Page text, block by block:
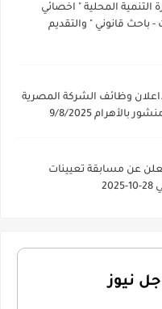
التنمية المحلية " اخصائي
قانوني " والتقديم
..اعلان وظائف الشركة المصرية
9/8/2025
يعلن عن مسابقة تعيينات
نيوز